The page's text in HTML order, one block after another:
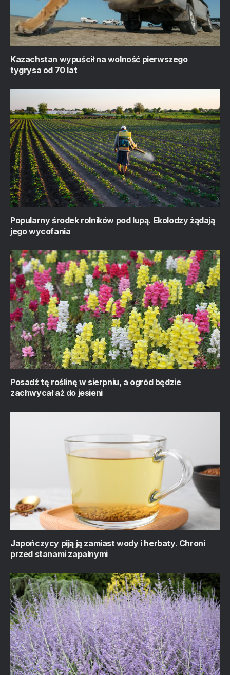
Kazachstan wypuścił na wolność pierwszego
tygrysa od 70 lat
Popularny środek rolników pod lupą. Ekolodzy żądają
jego wycofania
Posadź tę roślinę w sierpniu, a ogród będzie
zachwycał aż do jesieni
Japończycy piją ją zamiast wody i herbaty. Chroni
przed stanami zapalnymi